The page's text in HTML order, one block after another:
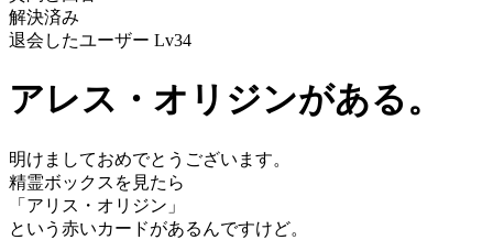
解決済み
退会したユーザー Lv34
アレス・オリジンがある。
明けましておめでとうございます。
精霊ボックスを見たら
「アリス・オリジン」
という赤いカードがあるんですけど。